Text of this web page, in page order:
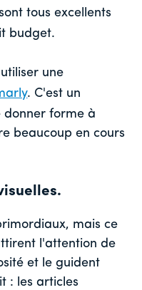
tous excellents
budget.
une
. C'est un
donner forme à
beaucoup en cours
mais ce
l'attention de
et le guident
: les articles